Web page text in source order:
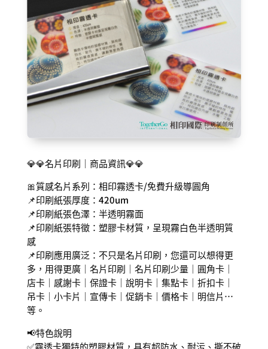
💎💎名片印刷｜商品資訊💎💎
🎀質感名片系列：相印霧透卡/免費升級導圓角
📌印刷紙張厚度：420um
📌印刷紙張色澤：半透明霧面
📌印刷紙張特徵：塑膠卡材質，呈現霧白色半透明質
感
📌印刷應用廣泛：不只是名片印刷，您還可以想得更
多，用得更廣｜名片印刷｜名片印刷少量｜圓角卡｜
店卡｜感謝卡｜保證卡｜說明卡｜集點卡｜折扣卡｜
吊卡｜小卡片｜宣傳卡｜促銷卡｜價格卡｜明信片…
等。
📢特色說明
✅霧透卡獨特的塑膠材質，具有超防水、耐污、撕不破